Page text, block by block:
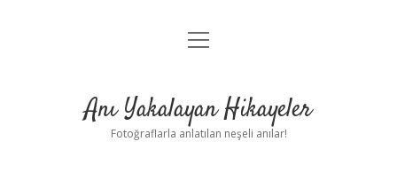
Anasayfa
Yasal Uyarı
menüyü
Anı Yakalayan Hikayeler
Fotoğraflarla anlatılan neşeli anılar!